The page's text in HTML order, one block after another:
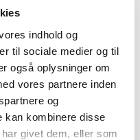
indhold og
til sociale medier og til
også oplysninger om
vores partnere inden
og
kan kombinere disse
givet dem, eller som